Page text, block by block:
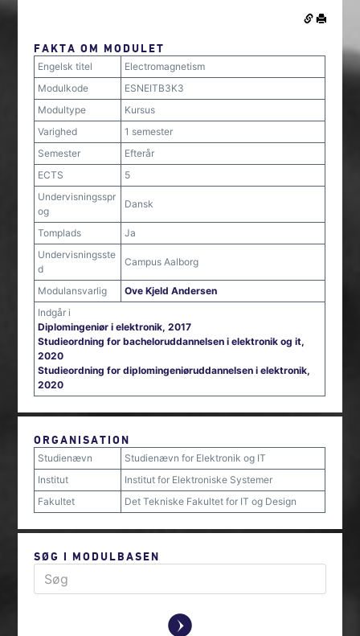
FAKTA OM MODULET
Engelsk titel
Electromagnetism
Modulkode
ESNEITB3K3
Modultype
Kursus
Varighed
1 semester
Semester
Efterår
ECTS
5
Undervisningsspr
og
Dansk
Tomplads
Ja
Undervisningsste
d
Campus Aalborg
Modulansvarlig
Ove Kjeld Andersen
Indgår i
Diplomingeniør i elektronik, 2017
Studieordning for bacheloruddannelsen i elektronik og it,
2020
Studieordning for diplomingeniøruddannelsen i elektronik,
2020
ORGANISATION
Studienævn
Studienævn for Elektronik og IT
Institut
Institut for Elektroniske Systemer
Fakultet
Det Tekniske Fakultet for IT og Design
SØG I MODULBASEN
y